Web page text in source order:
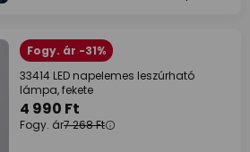
Fogy. ár -31%
33414 LED napelemes leszúrható
lámpa, fekete
4 990 Ft
Fogy. ár7 268 Ft